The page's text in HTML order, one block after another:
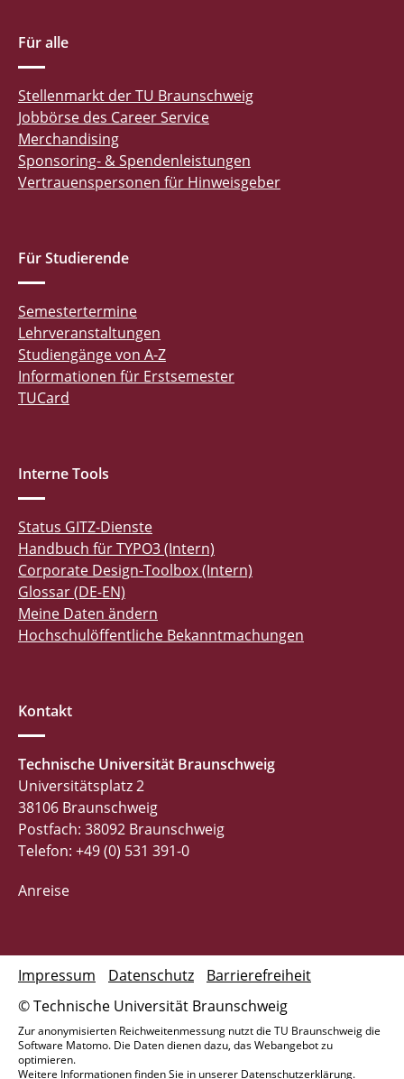
Für alle
Stellenmarkt der TU Braunschweig
Jobbörse des Career Service
Merchandising
Sponsoring- & Spendenleistungen
Vertrauenspersonen für Hinweisgeber
Für Studierende
Semestertermine
Lehrveranstaltungen
Studiengänge von A-Z
Informationen für Erstsemester
TUCard
Interne Tools
Status GITZ-Dienste
Handbuch für TYPO3 (Intern)
Corporate Design-Toolbox (Intern)
Glossar (DE-EN)
Meine Daten ändern
Hochschulöffentliche Bekanntmachungen
Kontakt
Technische Universität Braunschweig
Universitätsplatz 2
38106 Braunschweig
Postfach: 38092 Braunschweig
Telefon: +49 (0) 531 391-0
Anreise
© Technische Universität Braunschweig
Impressum Datenschutz Barrierefreiheit
Zur anonymisierten Reichweitenmessung nutzt die TU Braunschweig die
Software Matomo. Die Daten dienen dazu, das Webangebot zu
optimieren.
Weitere Informationen finden Sie in unserer Datenschutzerklärung.